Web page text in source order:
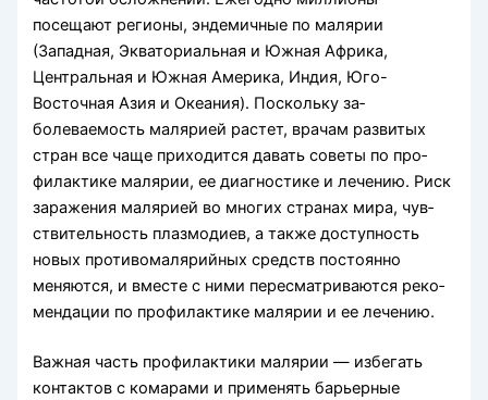
посещают регионы, эндемичные по малярии
(Западная, Экваториальная и Южная Африка,
Центральная и Южная Америка, Индия, Юго-
Восточная Азия и Океания). Поскольку за­
болеваемость малярией растет, врачам развитых
стран все чаще приходится давать советы по про­
филактике малярии, ее диагностике и лечению. Риск
заражения малярией во многих странах мира, чув­
ствительность плазмодиев, а также доступность
новых противомалярийных средств постоянно
меняются, и вместе с ними пересматриваются реко­
мендации по профилактике малярии и ее лечению.
Важная часть профилактики малярии — избе­гать
контактов с комарами и применять барьерные